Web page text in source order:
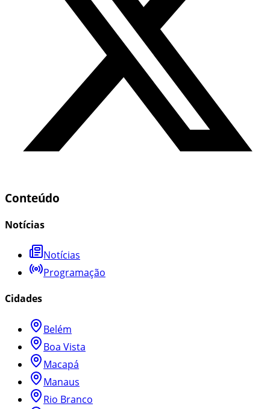
Conteúdo
Notícias
Notícias
Programação
Cidades
Belém
Boa Vista
Macapá
Manaus
Rio Branco